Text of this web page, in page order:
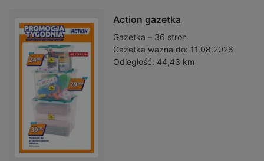
Action gazetka
Gazetka – 36 stron
Gazetka ważna do: 11.08.2026
Odległość: 44,43 km